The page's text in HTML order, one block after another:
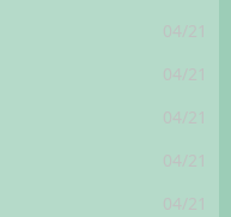
04/21
04/21
04/21
04/21
04/21